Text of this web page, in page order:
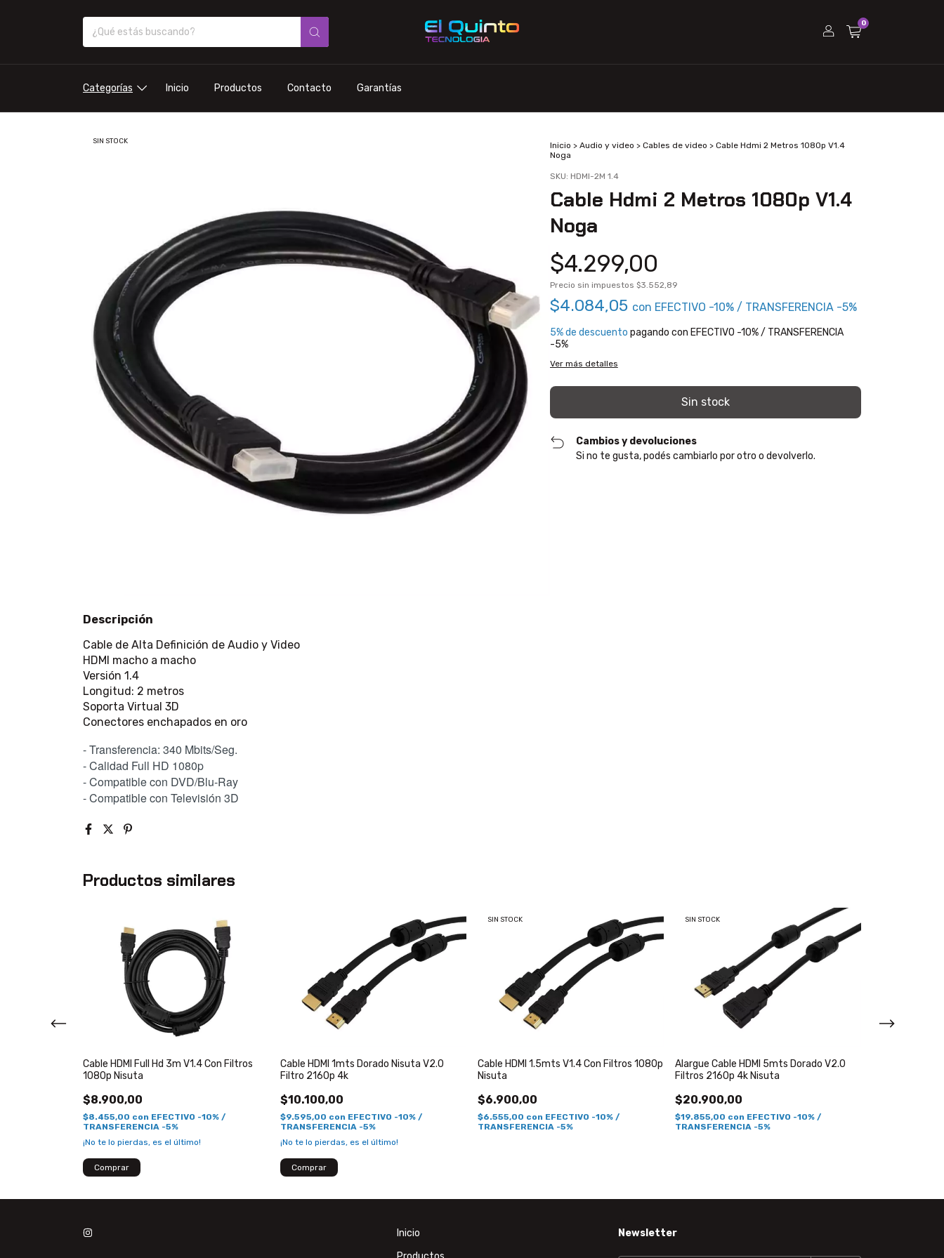
0
Categorías Inicio Productos Contacto Garantías
SIN STOCK Inicio > Audio y video > Cables de video > Cable Hdmi 2 Metros 1080p V1.4
Noga
SKU: HDMI-2M 1.4
Cable Hdmi 2 Metros 1080p V1.4
Noga
$4.299,00
Precio sin impuestos $3.552,89
$4.084,05 con EFECTIVO -10% / TRANSFERENCIA -5%
5% de descuento pagando con EFECTIVO -10% / TRANSFERENCIA
-5%
Ver más detalles
Cambios y devoluciones
Si no te gusta, podés cambiarlo por otro o devolverlo.
Descripción
Cable de Alta Definición de Audio y Video
HDMI macho a macho
Versión 1.4
Longitud: 2 metros
Soporta Virtual 3D
Conectores enchapados en oro
- Transferencia: 340 Mbits/Seg.
- Calidad Full HD 1080p
- Compatible con DVD/Blu-Ray
- Compatible con Televisión 3D
Productos similares
Cable HDMI Full Hd 3m V1.4 Con Filtros
1080p Nisuta
$8.900,00
$8.455,00 con EFECTIVO -10% /
TRANSFERENCIA -5%
¡No te lo pierdas, es el último!
Cable HDMI 1mts Dorado Nisuta V2.0
Filtro 2160p 4k
$10.100,00
$9.595,00 con EFECTIVO -10% /
TRANSFERENCIA -5%
¡No te lo pierdas, es el último!
SIN STOCK
Cable HDMI 1.5mts V1.4 Con Filtros 1080p
Nisuta
$6.900,00
$6.555,00 con EFECTIVO -10% /
TRANSFERENCIA -5%
SIN STOCK
Alargue Cable HDMI 5mts Dorado V2.0
Filtros 2160p 4k Nisuta
$20.900,00
$19.855,00 con EFECTIVO -10% /
TRANSFERENCIA -5%
Inicio
Newsletter